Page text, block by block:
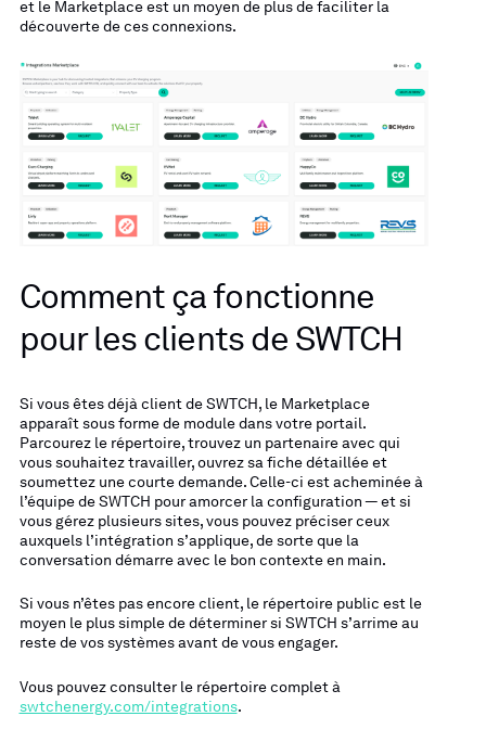
et le Marketplace est un moyen de plus de faciliter la
découverte de ces connexions.
Comment ça fonctionne
pour les clients de SWTCH
Si vous êtes déjà client de SWTCH, le Marketplace
apparaît sous forme de module dans votre portail.
Parcourez le répertoire, trouvez un partenaire avec qui
vous souhaitez travailler, ouvrez sa fiche détaillée et
soumettez une courte demande. Celle-ci est acheminée à
l’équipe de SWTCH pour amorcer la configuration — et si
vous gérez plusieurs sites, vous pouvez préciser ceux
auxquels l’intégration s’applique, de sorte que la
conversation démarre avec le bon contexte en main.
Si vous n’êtes pas encore client, le répertoire public est le
moyen le plus simple de déterminer si SWTCH s’arrime au
reste de vos systèmes avant de vous engager.
Vous pouvez consulter le répertoire complet à
swtchenergy.com/integrations.